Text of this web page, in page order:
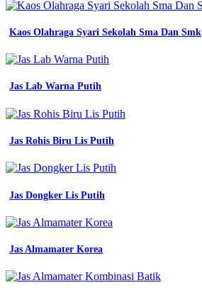
Kerja
Pria
Baju
Seragam
Kerja
Pria
Putih
l
seller
shop
baju
putih
seragam
Baju
Kaos Olahraga Syari Sekolah Sma Dan Smk
Jas Lab Warna Putih
Jas Rohis Biru Lis Putih
Jas Dongker Lis Putih
Jas Almamater Korea